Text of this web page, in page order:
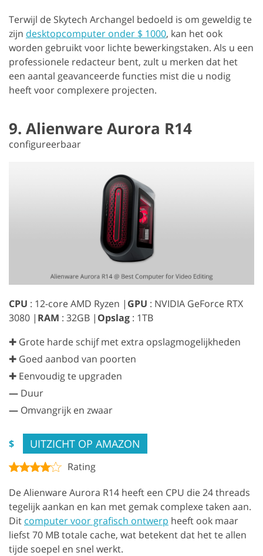
Terwijl de Skytech Archangel bedoeld is om geweldig te
zijn desktopcomputer onder $ 1000, kan het ook
worden gebruikt voor lichte bewerkingstaken. Als u een
professionele redacteur bent, zult u merken dat het
een aantal geavanceerde functies mist die u nodig
heeft voor complexere projecten.
9. Alienware Aurora R14
configureerbaar
CPU : 12-core AMD Ryzen | GPU : NVIDIA GeForce RTX
3080 | RAM : 32GB | Opslag : 1TB
✚ Grote harde schijf met extra opslagmogelijkheden
✚ Goed aanbod van poorten
✚ Eenvoudig te upgraden
— Duur
— Omvangrijk en zwaar
$ UITZICHT OP AMAZON
Rating
De Alienware Aurora R14 heeft een CPU die 24 threads
tegelijk aankan en kan met gemak complexe taken aan.
Dit computer voor grafisch ontwerp heeft ook maar
liefst 70 MB totale cache, wat betekent dat het te allen
tijde soepel en snel werkt.